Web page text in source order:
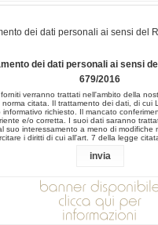
dei dati personali ai sensi del
dei dati personali ai sensi
679/2016
verranno trattati nell'ambito della
citata. Il trattamento dei dati, di cui
richiesto. Il mancato
e/o corretta. I suoi dati saranno
suo interessamento a meno di
i diritti di cui all'art. 7 della legge